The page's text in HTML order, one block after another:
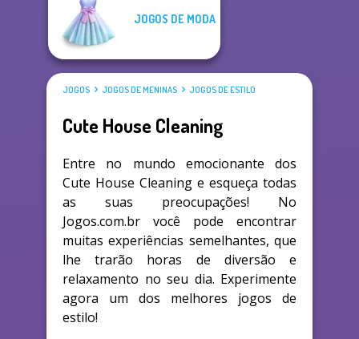
JOGOS DE MODA
JOGOS JOGOS DE MENINAS JOGOS DE ESTILO
Cute House Cleaning
Entre no mundo emocionante dos
Cute House Cleaning e esqueça todas
as suas preocupações! No
Jogos.com.br você pode encontrar
muitas experiências semelhantes, que
lhe trarão horas de diversão e
relaxamento no seu dia. Experimente
agora um dos melhores jogos de
estilo!